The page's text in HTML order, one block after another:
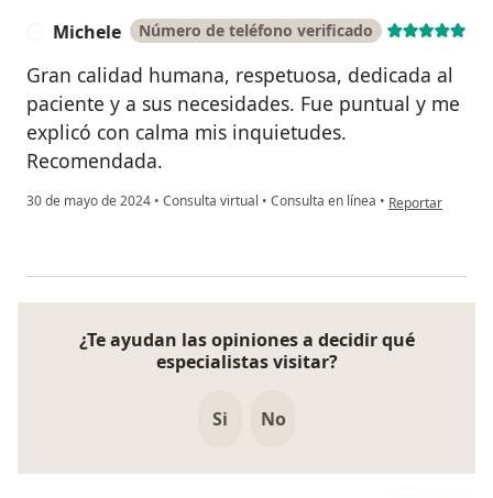
Michele Número de teléfono verificado
Gran calidad humana, respetuosa, dedicada al
paciente y a sus necesidades. Fue puntual y me
explicó con calma mis inquietudes.
Recomendada.
30 de mayo de 2024 • Consulta virtual • Consulta en línea • en opinión del
Reportar
¿Te ayudan las opiniones a decidir qué
especialistas visitar?
Si No